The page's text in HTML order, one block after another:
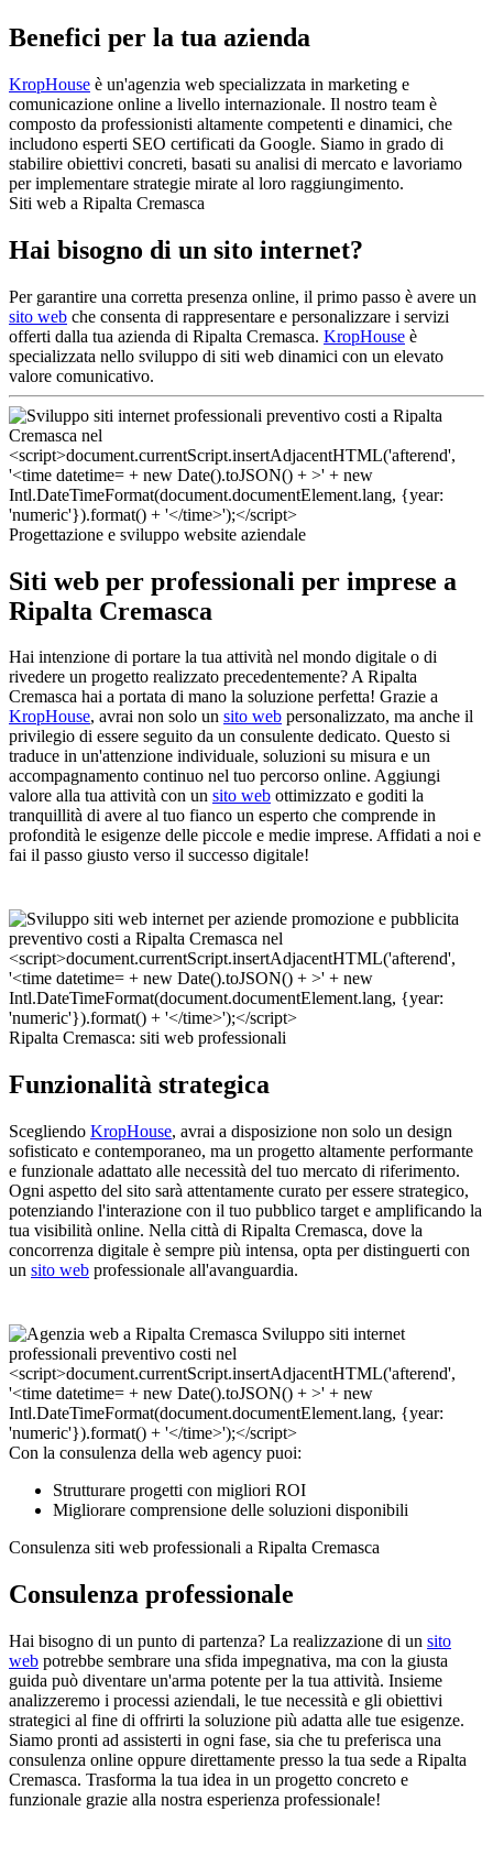
Benefici per la tua azienda
KropHouse è un'agenzia web specializzata in marketing e
comunicazione online a livello internazionale. Il nostro team è
composto da professionisti altamente competenti e dinamici, che
includono esperti SEO certificati da Google. Siamo in grado di
stabilire obiettivi concreti, basati su analisi di mercato e lavoriamo
per implementare strategie mirate al loro raggiungimento.
Siti web a Ripalta Cremasca
Hai bisogno di un sito internet?
Per garantire una corretta presenza online, il primo passo è avere un
sito web che consenta di rappresentare e personalizzare i servizi
offerti dalla tua azienda di Ripalta Cremasca. KropHouse è
specializzata nello sviluppo di siti web dinamici con un elevato
valore comunicativo.
Progettazione e sviluppo website aziendale
Siti web per professionali per imprese a
Ripalta Cremasca
Hai intenzione di portare la tua attività nel mondo digitale o di
rivedere un progetto realizzato precedentemente? A Ripalta
Cremasca hai a portata di mano la soluzione perfetta! Grazie a
KropHouse, avrai non solo un sito web personalizzato, ma anche il
privilegio di essere seguito da un consulente dedicato. Questo si
traduce in un'attenzione individuale, soluzioni su misura e un
accompagnamento continuo nel tuo percorso online. Aggiungi
valore alla tua attività con un sito web ottimizzato e goditi la
tranquillità di avere al tuo fianco un esperto che comprende in
profondità le esigenze delle piccole e medie imprese. Affidati a noi e
fai il passo giusto verso il successo digitale!
Ripalta Cremasca: siti web professionali
Funzionalità strategica
Scegliendo KropHouse, avrai a disposizione non solo un design
sofisticato e contemporaneo, ma un progetto altamente performante
e funzionale adattato alle necessità del tuo mercato di riferimento.
Ogni aspetto del sito sarà attentamente curato per essere strategico,
potenziando l'interazione con il tuo pubblico target e amplificando la
tua visibilità online. Nella città di Ripalta Cremasca, dove la
concorrenza digitale è sempre più intensa, opta per distinguerti con
un sito web professionale all'avanguardia.
Con la consulenza della web agency puoi:
Strutturare progetti con migliori ROI
Migliorare comprensione delle soluzioni disponibili
Consulenza siti web professionali a Ripalta Cremasca
Consulenza professionale
Hai bisogno di un punto di partenza? La realizzazione di un sito
web potrebbe sembrare una sfida impegnativa, ma con la giusta
guida può diventare un'arma potente per la tua attività. Insieme
analizzeremo i processi aziendali, le tue necessità e gli obiettivi
strategici al fine di offrirti la soluzione più adatta alle tue esigenze.
Siamo pronti ad assisterti in ogni fase, sia che tu preferisca una
consulenza online oppure direttamente presso la tua sede a Ripalta
Cremasca. Trasforma la tua idea in un progetto concreto e
funzionale grazie alla nostra esperienza professionale!